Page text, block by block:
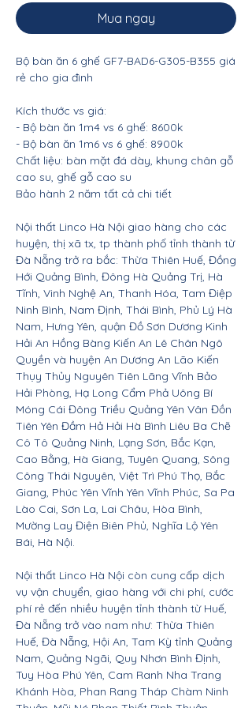
Mua ngay
Bộ bàn ăn 6 ghế GF7-BAD6-G305-B355 giá
rẻ cho gia đình
Kích thước vs giá:
- Bộ bàn ăn 1m4 vs 6 ghế: 8600k
- Bộ bàn ăn 1m6 vs 6 ghế: 8900k
Chất liệu: bàn mặt đá dày, khung chân gỗ
cao su, ghế gỗ cao su
Bảo hành 2 năm tất cả chi tiết
Nội thất Linco Hà Nội giao hàng cho các
huyện, thị xã tx, tp thành phố tỉnh thành từ
Đà Nẵng trở ra bắc: Thừa Thiên Huế, Đồng
Hới Quảng Bình, Đông Hà Quảng Trị, Hà
Tĩnh, Vinh Nghệ An, Thanh Hóa, Tam Điệp
Ninh Bình, Nam Định, Thái Bình, Phủ Lý Hà
Nam, Hưng Yên, quận Đồ Sơn Dương Kinh
Hải An Hồng Bàng Kiến An Lê Chân Ngô
Quyền và huyện An Dương An Lão Kiến
Thụy Thủy Nguyên Tiên Lãng Vĩnh Bảo
Hải Phòng, Hạ Long Cẩm Phả Uông Bí
Móng Cái Đông Triều Quảng Yên Vân Đồn
Tiên Yên Đầm Hả Hải Hà Bình Liêu Ba Chẽ
Cô Tô Quảng Ninh, Lạng Sơn, Bắc Kạn,
Cao Bằng, Hà Giang, Tuyên Quang, Sông
Công Thái Nguyên, Việt Trì Phú Thọ, Bắc
Giang, Phúc Yên Vĩnh Yên Vĩnh Phúc, Sa Pa
Lào Cai, Sơn La, Lai Châu, Hòa Bình,
Mường Lay Điện Biên Phủ, Nghĩa Lộ Yên
Bái, Hà Nội.
Nội thất Linco Hà Nội còn cung cấp dịch
vụ vận chuyển, giao hàng với chi phí, cước
phí rẻ đến nhiều huyện tỉnh thành từ Huế,
Đà Nẵng trở vào nam như: Thừa Thiên
Huế, Đà Nẵng, Hội An, Tam Kỳ tỉnh Quảng
Nam, Quảng Ngãi, Quy Nhơn Bình Định,
Tuy Hòa Phú Yên, Cam Ranh Nha Trang
Khánh Hòa, Phan Rang Tháp Chàm Ninh